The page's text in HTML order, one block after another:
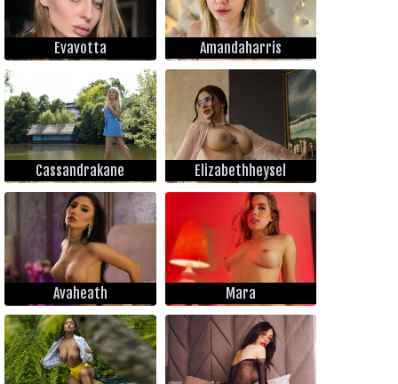
Evavotta Amandaharris
Cassandrakane Elizabethheysel
Avaheath Mara